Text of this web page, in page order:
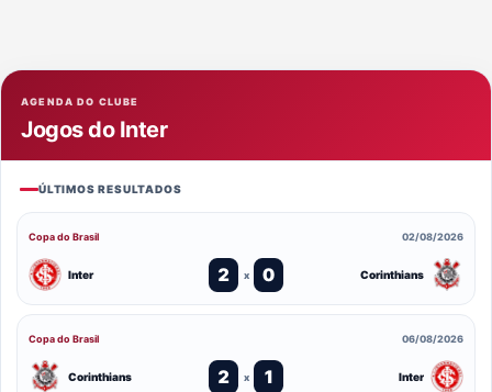
AGENDA DO CLUBE
Jogos do Inter
ÚLTIMOS RESULTADOS
Copa do Brasil 02/08/2026
Inter 2 x 0 Corinthians
Copa do Brasil 06/08/2026
Corinthians 2 x 1 Inter